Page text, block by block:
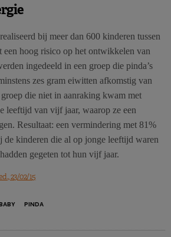
bij meer dan 600 kinderen tussen
een hoog risico op het ontwikkelen van
ingedeeld in een groep die pinda’s
zes gram eiwitten afkomstig van
groep die niet in aanraking kwam met
leeftijd van vijf jaar, waarop ze een
Resultaat: een vermindering met 81%
de kinderen die al op jonge leeftijd waren
gegeten tot hun vijf jaar.
23/02/15
PINDA